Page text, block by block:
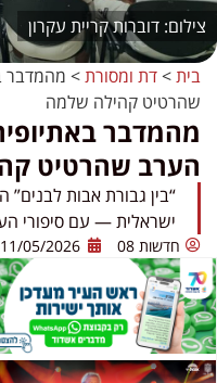
דוברות קריית עקרון
בית>דת ומסורת> מהמדבר
שהרטיט קהילה שלמה
מהמדבר
הערב שהרטיט
“בין גבורת אבות לבנים”
ישראלית — עם סיפורי
חדשות 08 11/05/2026